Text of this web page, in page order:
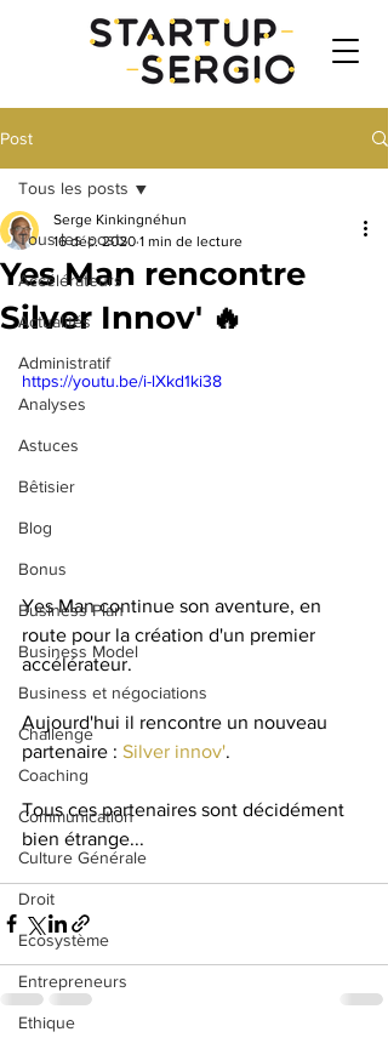
Post
Tous les posts
Accélérateurs
Actualités
Administratif
Analyses
Astuces
Bêtisier
Blog
Bonus
Business Plan
Business Model
Business et négociations
Challenge
Coaching
Communication
Culture Générale
Droit
Ecosystème
Entrepreneurs
Ethique
Tous les posts
Yes Man rencontre
Silver Innov' 🔥
Serge Kinkingnéhun
16 déc. 2020 1 min de lecture
https://youtu.be/i-lXkd1ki38
Yes Man continue son aventure, en
route pour la création d'un premier
accélérateur.
Aujourd'hui il rencontre un nouveau
partenaire : Silver innov'.
Tous ces partenaires sont décidément
bien étrange...